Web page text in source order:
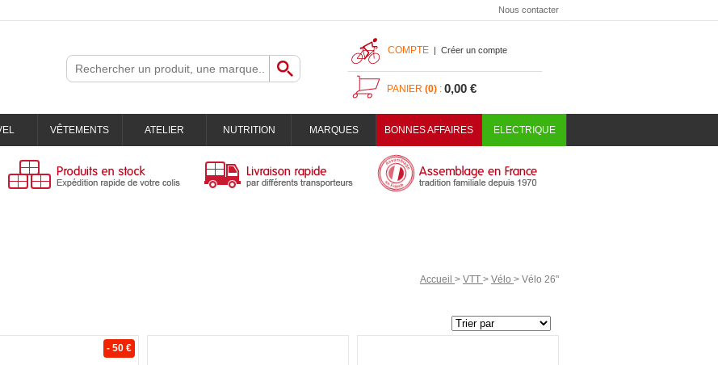
Nous contacter
COMPTE | Créer un compte
PANIER (0) : 0,00 €
VÊTEMENTS ATELIER NUTRITION MARQUES BONNES AFFAIRES ELECTRIQUE
Accueil > VTT > Vélo > Vélo 26"
- 50 €